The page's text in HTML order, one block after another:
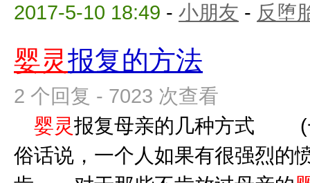
2017-5-10 18:49 - 小朋友 - 反堕
婴灵报复的方法
2 个回复 - 7023 次查看
婴灵报复母亲的几种方式 (
俗话说，一个人如果有很强烈的